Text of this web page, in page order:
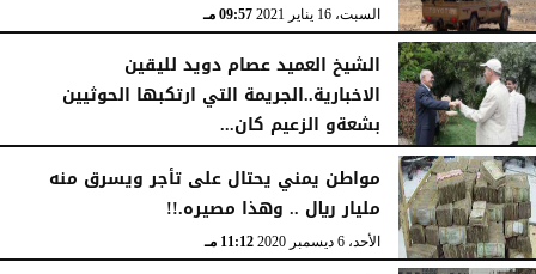
السبت، 16 يناير 2021 09:57 مـ
الشيخ العميد عصام دويد لليقين
الاخبارية..الجريمة التي ارتكبها الحوثيين
بشعةو الزعيم كان...
الإثنين، 21 ديسمبر 2020
مواطن يمني يحتال على تأجر ويسرق منه
مليار ريال .. وهذا مصيره.!!
الأحد، 6 ديسمبر 2020 11:12 مـ